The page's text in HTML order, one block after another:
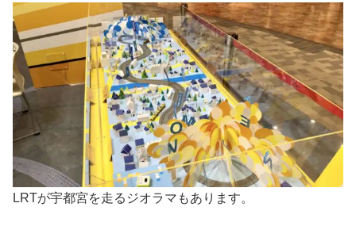
LRTが宇都宮を走るジオラマもあります。